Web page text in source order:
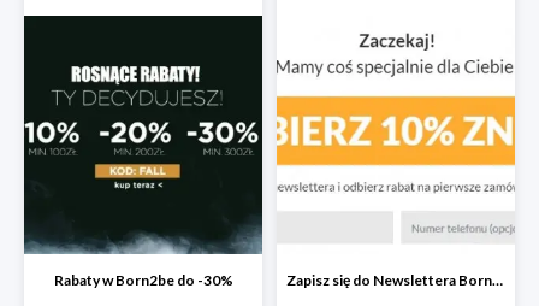
Rabaty w Born2be do -30% Zapisz się do Newslettera Born2be i zyskaj 10% rabatu